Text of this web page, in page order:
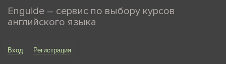
Enguide – сервис по выбору курсов
английского языка
Вход Регистрация